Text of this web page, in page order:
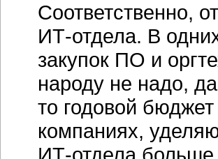
Соответственно,
ИТ-отдела. В
закупок ПО и
народу не надо,
то годовой
компаниях,